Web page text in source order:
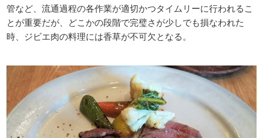
管など、流通過程の各作業が適切かつタイムリーに行われるこ
とが重要だが、どこかの段階で完璧さが少しでも損なわれた
時、ジビエ肉の料理には香草が不可欠となる。